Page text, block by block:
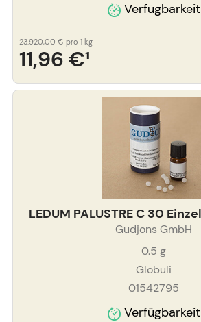
Verfügbarkeit
11,96 €¹
23.920,00 € pro 1 kg
LEDUM PALUSTRE C 30
Gudjons GmbH
0.5 g
Globuli
01542795
Verfügbarkeit